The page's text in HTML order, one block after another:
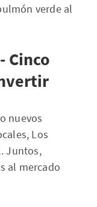
verde al
Cinco
nuevos
Los
Juntos,
al mercado